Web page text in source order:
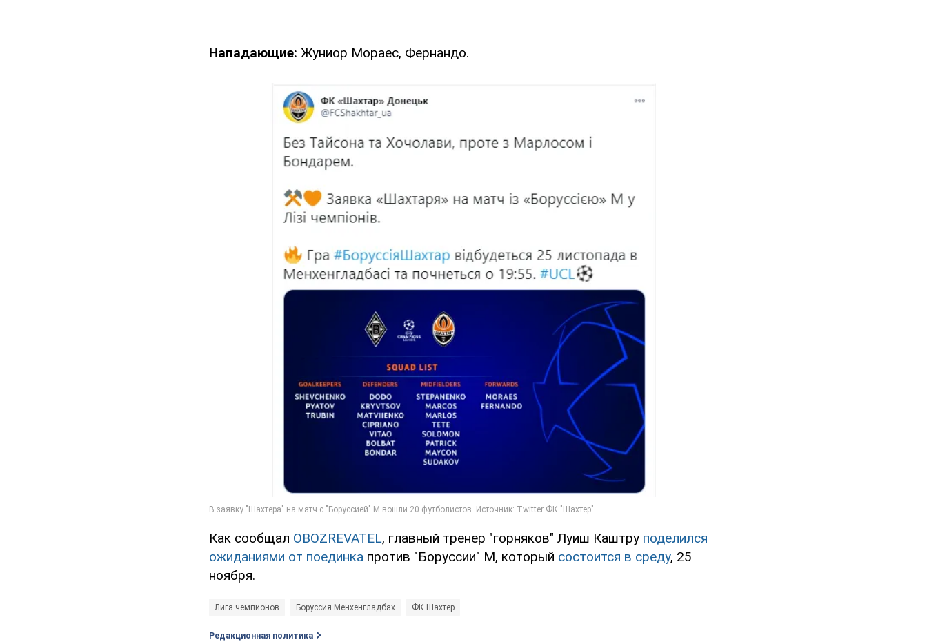
Нападающие: Жуниор Мораес, Фернандо.
Как сообщал OBOZREVATEL, главный тренер "горняков" Луиш Каштру поделился
ожиданиями от поединка против "Боруссии" М, который состоится в среду, 25
ноября.
Лига чемпионов Боруссия Менхенгладбах ФК Шахтер
Редакционная политика